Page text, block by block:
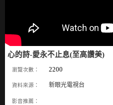
心的詩-愛永不止息(至高讚美)
瀏覽次數： 2200
資料來源： 新眼光電視台
影音推薦：